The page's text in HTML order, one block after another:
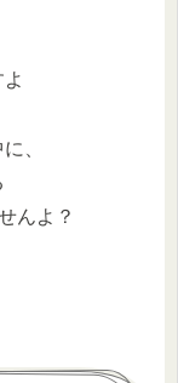
、
んよ？